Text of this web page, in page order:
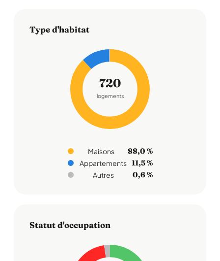
Type d'habitat
720
logements
Maisons 88,0 %
Appartements 11,5 %
Autres 0,6 %
Statut d'occupation